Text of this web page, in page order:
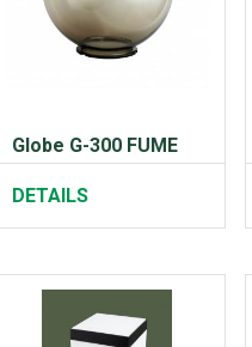
Globe G-300 FUME
DETAILS